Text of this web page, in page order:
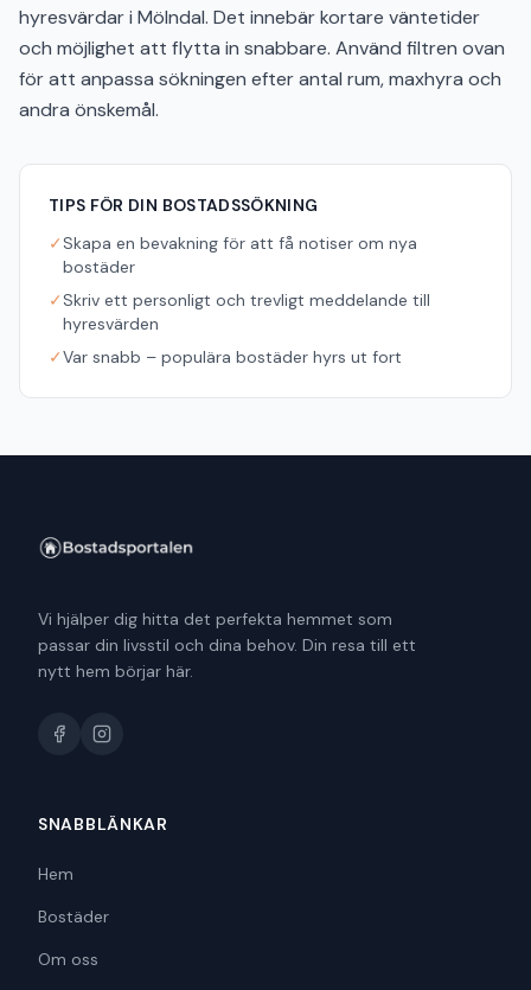
hyresvärdar i Mölndal. Det innebär kortare väntetider
och möjlighet att flytta in snabbare. Använd filtren ovan
för att anpassa sökningen efter antal rum, maxhyra och
andra önskemål.
TIPS FÖR DIN BOSTADSSÖKNING
✓Skapa en bevakning för att få notiser om nya
bostäder
✓Skriv ett personligt och trevligt meddelande till
hyresvärden
✓Var snabb – populära bostäder hyrs ut fort
Vi hjälper dig hitta det perfekta hemmet som
passar din livsstil och dina behov. Din resa till ett
nytt hem börjar här.
SNABBLÄNKAR
Hem
Bostäder
Om oss